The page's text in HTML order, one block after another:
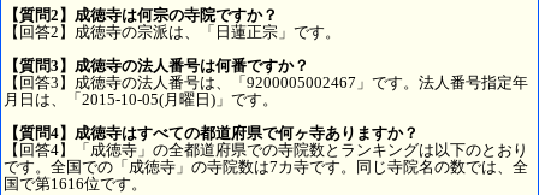
【質問2】成徳寺は何宗の寺院ですか？
【回答2】成徳寺の宗派は、「日蓮正宗」です。
【質問3】成徳寺の法人番号は何番ですか？
【回答3】成徳寺の法人番号は、「9200005002467」です。法人番号指定年
月日は、「2015-10-05(月曜日)」です。
【質問4】成徳寺はすべての都道府県で何ヶ寺ありますか？
【回答4】「成徳寺」の全都道府県での寺院数とランキングは以下のとおり
です。全国での「成徳寺」の寺院数は7カ寺です。同じ寺院名の数では、全
国で第1616位です。